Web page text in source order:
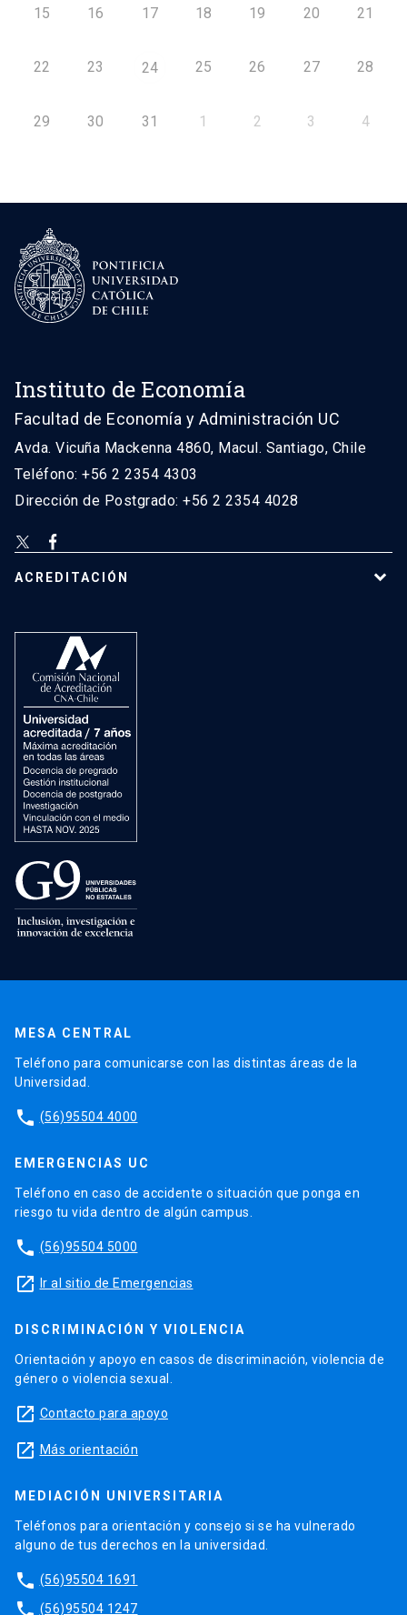
15 16 17 18 19 20 21
22 23 24 25 26 27 28
29 30 31 1 2 3 4
Instituto de Economía
Facultad de Economía y Administración UC
Avda. Vicuña Mackenna 4860, Macul. Santiago, Chile
Teléfono: +56 2 2354 4303
Dirección de Postgrado: +56 2 2354 4028
ACREDITACIÓN
MESA CENTRAL
Teléfono para comunicarse con las distintas áreas de la
Universidad.
phone (56)95504 4000
EMERGENCIAS UC
Teléfono en caso de accidente o situación que ponga en
riesgo tu vida dentro de algún campus.
phone (56)95504 5000
launch Ir al sitio de Emergencias
DISCRIMINACIÓN Y VIOLENCIA
Orientación y apoyo en casos de discriminación, violencia de
género o violencia sexual.
launch Contacto para apoyo
launch Más orientación
MEDIACIÓN UNIVERSITARIA
Teléfonos para orientación y consejo si se ha vulnerado
alguno de tus derechos en la universidad.
phone (56)95504 1691
phone (56)95504 1247